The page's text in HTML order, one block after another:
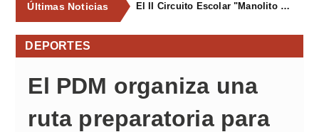
Últimas Noticias El II Circuito Escolar "Manolito el Pegu" volvió a reunir a las jóvenes promesas del ciclismo asturiano en El Carbayu
DEPORTES
El PDM organiza una
ruta preparatoria para